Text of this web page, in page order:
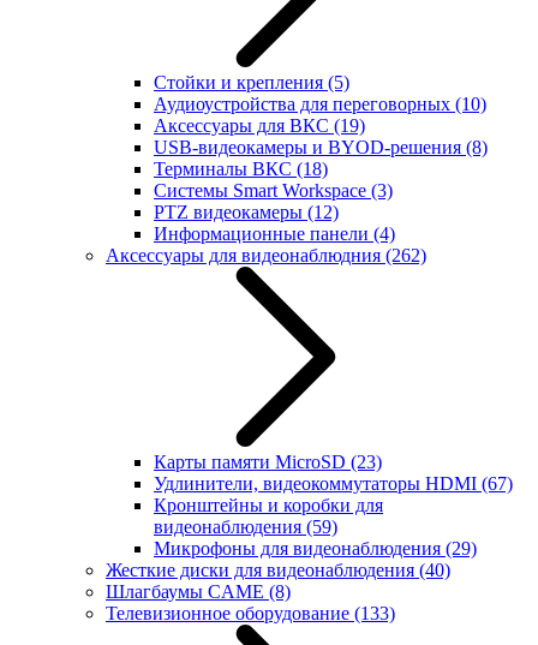
Стойки и крепления (5)
Аудиоустройства для переговорных (10)
Аксессуары для ВКС (19)
USB-видеокамеры и BYOD-решения (8)
Терминалы ВКС (18)
Системы Smart Workspace (3)
PTZ видеокамеры (12)
Информационные панели (4)
Аксессуары для видеонаблюдния (262)
Карты памяти MicroSD (23)
Удлинители, видеокоммутаторы HDMI (67)
Кронштейны и коробки для
видеонаблюдения (59)
Микрофоны для видеонаблюдения (29)
Жесткие диски для видеонаблюдения (40)
Шлагбаумы CAME (8)
Телевизионное оборудование (133)